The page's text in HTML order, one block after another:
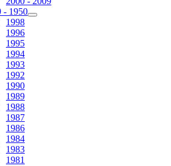
- 1950
1998
1996
1995
1994
1993
1992
1990
1989
1988
1987
1986
1984
1983
1981